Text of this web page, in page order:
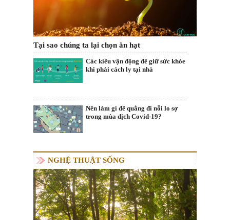
Tại sao chúng ta lại chọn ăn hạt
Các kiểu vận động để giữ sức khỏe
khi phải cách ly tại nhà
Nên làm gì để quẳng đi nỗi lo sợ
trong mùa dịch Covid-19?
NGHỆ THUẬT SỐNG